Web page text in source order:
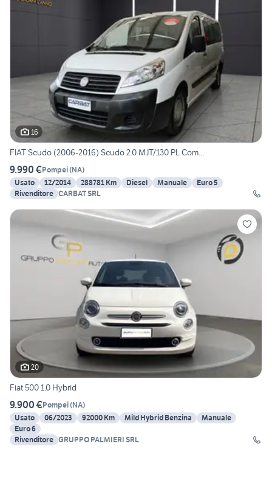
16
FIAT Scudo (2006-2016) Scudo 2.0 MJT/130 PL Com...
9.990 €Pompei(NA)
Usato
12/2014 288781 Km Diesel Manuale
Euro 5
Rivenditore CARBAT SRL
20
Fiat 500 1.0 Hybrid
9.900 €Pompei(NA)
Usato
06/2023 92000 Km Mild Hybrid Benzina
Manuale
Euro 6
Rivenditore GRUPPO PALMIERI SRL